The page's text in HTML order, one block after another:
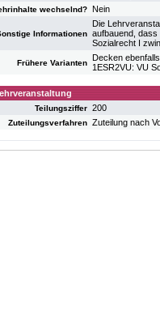
wechselnd? Nein
Informationen
Die
aufbauend,
Sozialrecht I
Frühere Varianten
Decken
1ESR2VU: VU
Teilungsziffer 200
Zuteilungsverfahren Zuteilung nach